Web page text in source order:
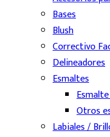
Bases
Blush
Correctivo
Delineadores
Esmaltes
Otros
Labiales /